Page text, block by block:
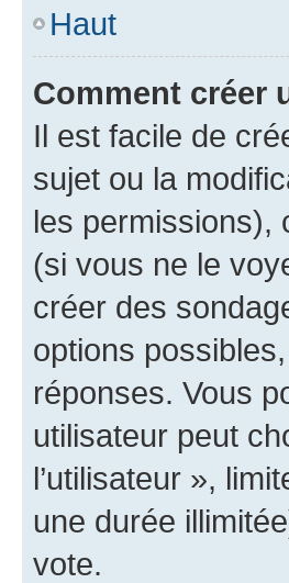
Haut
Comment créer
Il est facile de
sujet ou la
les permissions),
(si vous ne le
créer des
options
réponses. Vous
utilisateur peut
l’utilisateur »,
une durée
vote.